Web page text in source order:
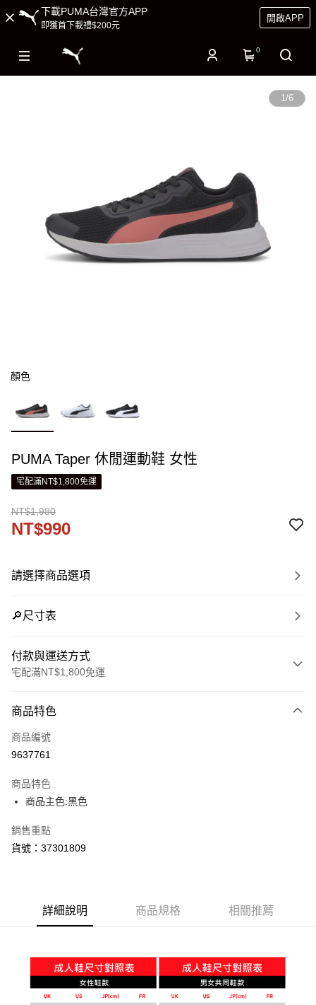
下載PUMA台灣官方APP
即獲首下載禮$200元
開啟APP
0
1/6
顏色
PUMA Taper 休閒運動鞋 女性
宅配滿NT$1,800免運
NT$1,980
NT$990
請選擇商品選項
🔎尺寸表
付款與運送方式
宅配滿NT$1,800免運
信用卡一次付款
LINE Pay
街口支付
悠遊付
Google Pay
運送方式
宅配貨到付款(離島恕不配送)
每筆NT$180
商品特色
商品編號
9637761
商品特色
商品主色:黑色
銷售重點
貨號：37301809
詳細說明 商品規格 相關推薦